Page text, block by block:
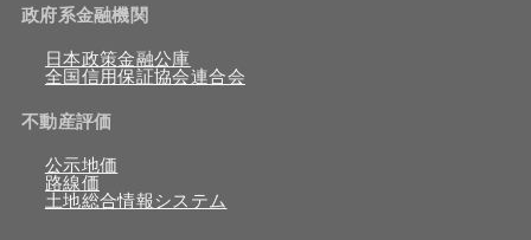
政府系金融機関
日本政策金融公庫
全国信用保証協会連合会
不動産評価
公示地価
路線価
土地総合情報システム